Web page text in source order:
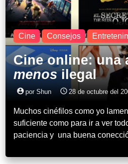
Cine Consejos
Cine online: una
menosilegal
account_circle por Shun access_time 28 de octubre del
Muchos cinéfilos como yo
suficiente como para ir a ver
paciencia y una buena